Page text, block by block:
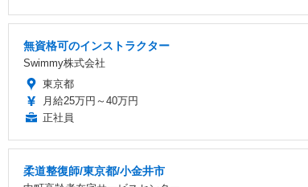
無資格可のインストラクター
Swimmy株式会社
東京都
月給25万円～40万円
正社員
柔道整復師/東京都/小金井市